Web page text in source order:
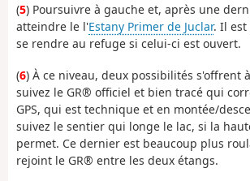
(5) Poursuivre à gauche et, après une
atteindre le l'Estany Primer de Juclar. Il est
se rendre au refuge si celui-ci est ouvert.
(6) À ce niveau, deux possibilités s'offrent
suivez le GR® officiel et bien tracé qui
GPS, qui est technique et en montée/
suivez le sentier qui longe le lac, si la
permet. Ce dernier est beaucoup plus
rejoint le GR® entre les deux étangs.